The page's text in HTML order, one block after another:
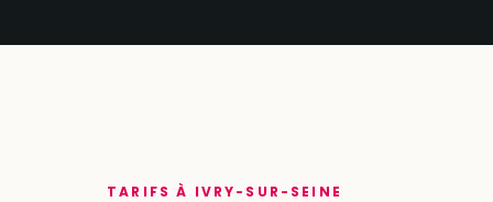
TARIFS À IVRY-SUR-SEINE